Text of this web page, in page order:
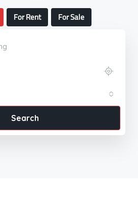
For Rent For Sale
Search